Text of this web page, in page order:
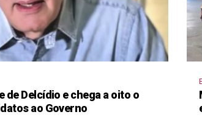
de Delcídio e chega a oito o
ao Governo